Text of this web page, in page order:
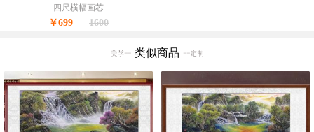
手绘 手工 国画
四尺横幅画芯
￥699 1600
类似商品